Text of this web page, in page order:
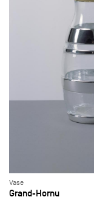
Vase
Grand-Hornu